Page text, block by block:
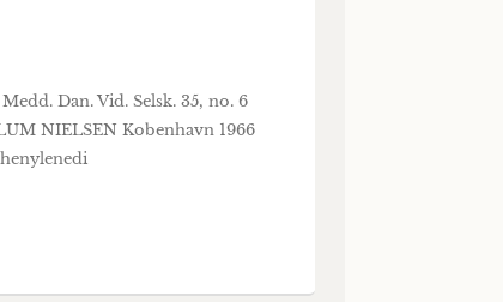
Dan. Vid. Selsk. 35, no. 6
NIELSEN Kobenhavn 1966